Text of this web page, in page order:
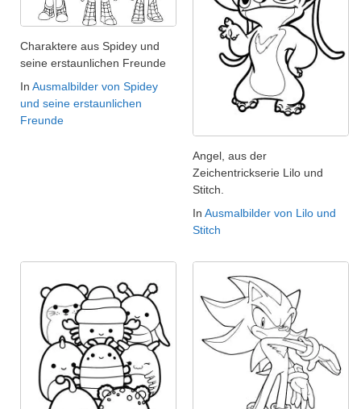
Charaktere aus Spidey und
seine erstaunlichen Freunde
In Ausmalbilder von Spidey
und seine erstaunlichen
Freunde
Angel, aus der
Zeichentrickserie Lilo und
Stitch.
In Ausmalbilder von Lilo und
Stitch